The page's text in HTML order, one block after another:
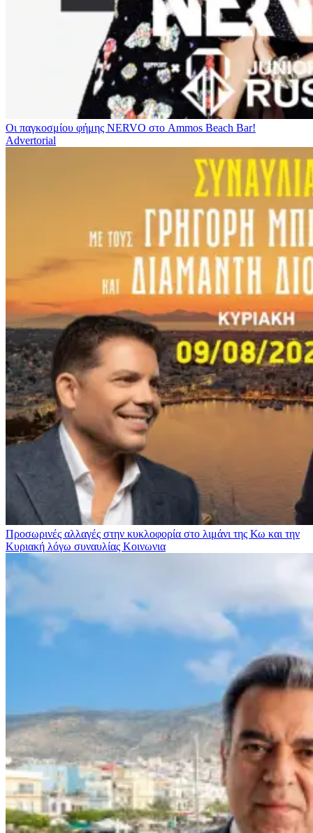
Οι παγκοσμίου φήμης NERVO στο Ammos Beach Bar!
Advertorial
Προσωρινές αλλαγές στην κυκλοφορία στο λιμάνι της Κω και την
Κυριακή λόγω συναυλίας Κοινωνια